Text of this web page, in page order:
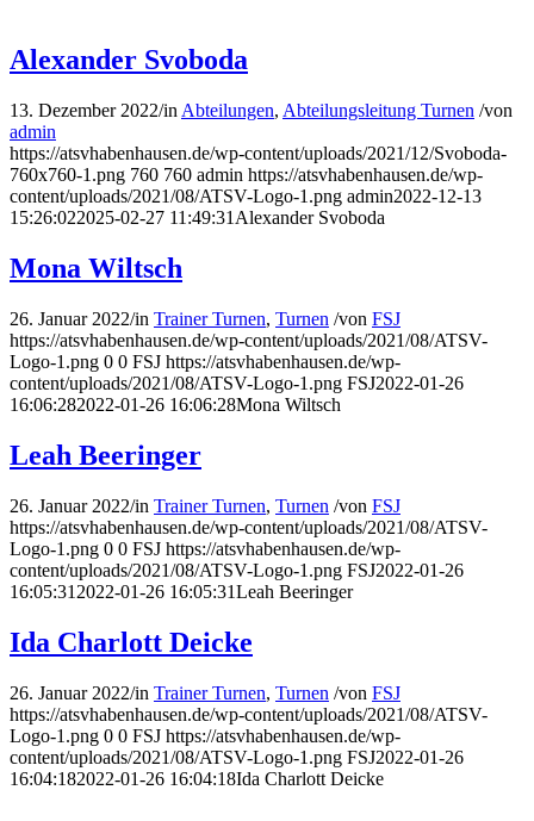
Alexander Svoboda
13. Dezember 2022/in Abteilungen, Abteilungsleitung Turnen /von
admin
https://atsvhabenhausen.de/wp-content/uploads/2021/12/Svoboda-
760x760-1.png 760 760 admin https://atsvhabenhausen.de/wp-
content/uploads/2021/08/ATSV-Logo-1.png admin2022-12-13
15:26:022025-02-27 11:49:31 Alexander Svoboda
Mona Wiltsch
26. Januar 2022/in Trainer Turnen, Turnen /von FSJ
https://atsvhabenhausen.de/wp-content/uploads/2021/08/ATSV-
Logo-1.png 0 0 FSJ https://atsvhabenhausen.de/wp-
content/uploads/2021/08/ATSV-Logo-1.png FSJ2022-01-26
16:06:282022-01-26 16:06:28Mona Wiltsch
Leah Beeringer
26. Januar 2022/in Trainer Turnen, Turnen /von FSJ
https://atsvhabenhausen.de/wp-content/uploads/2021/08/ATSV-
Logo-1.png 0 0 FSJ https://atsvhabenhausen.de/wp-
content/uploads/2021/08/ATSV-Logo-1.png FSJ2022-01-26
16:05:31 2022-01-26 16:05:31Leah Beeringer
Ida Charlott Deicke
26. Januar 2022/in Trainer Turnen, Turnen /von FSJ
https://atsvhabenhausen.de/wp-content/uploads/2021/08/ATSV-
Logo-1.png 0 0 FSJ https://atsvhabenhausen.de/wp-
content/uploads/2021/08/ATSV-Logo-1.png FSJ2022-01-26
16:04:182022-01-26 16:04:18Ida Charlott Deicke